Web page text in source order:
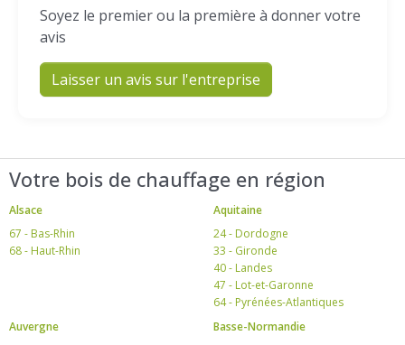
Soyez le premier ou la première à donner votre
avis
Laisser un avis sur l'entreprise
Votre bois de chauffage en région
Alsace
67 - Bas-Rhin
68 - Haut-Rhin
Aquitaine
24 - Dordogne
33 - Gironde
40 - Landes
47 - Lot-et-Garonne
64 - Pyrénées-Atlantiques
Auvergne
Basse-Normandie